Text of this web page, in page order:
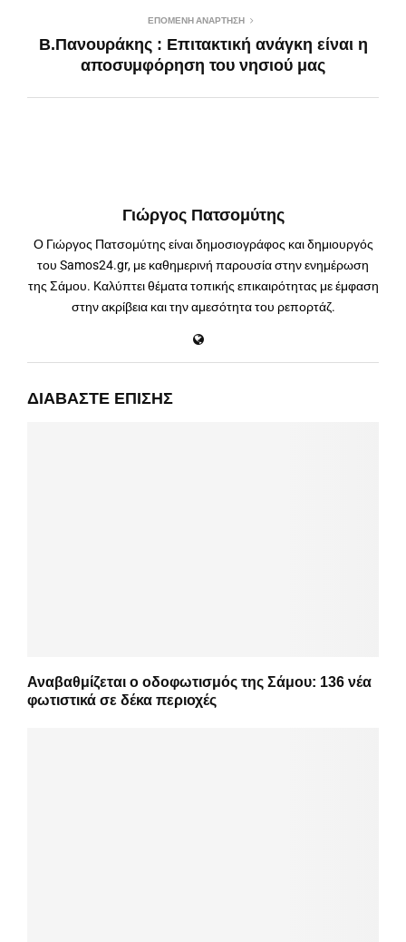
ΕΠΌΜΕΝΗ ΑΝΆΡΤΗΣΗ
Β.Πανουράκης : Επιτακτική ανάγκη είναι η
αποσυμφόρηση του νησιού μας
Γιώργος Πατσομύτης
Ο Γιώργος Πατσομύτης είναι δημοσιογράφος και δημιουργός
του Samos24.gr, με καθημερινή παρουσία στην ενημέρωση
της Σάμου. Καλύπτει θέματα τοπικής επικαιρότητας με έμφαση
στην ακρίβεια και την αμεσότητα του ρεπορτάζ.
ΔΙΑΒΆΣΤΕ ΕΠΊΣΗΣ
Αναβαθμίζεται ο οδοφωτισμός της Σάμου: 136 νέα
φωτιστικά σε δέκα περιοχές